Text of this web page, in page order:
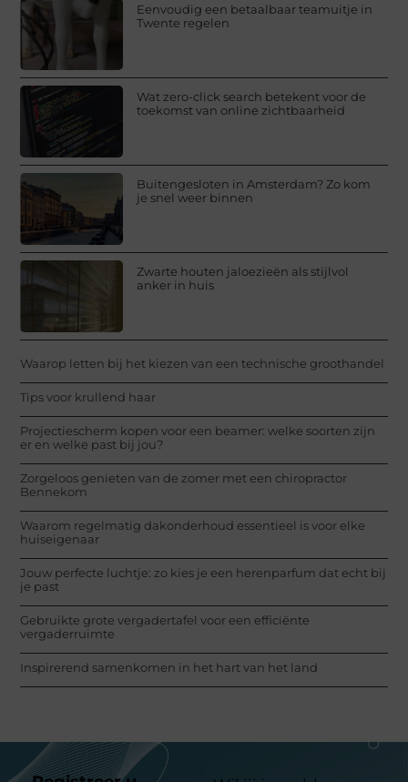
Eenvoudig een betaalbaar teamuitje in
Twente regelen
Wat zero-click search betekent voor de
toekomst van online zichtbaarheid
Buitengesloten in Amsterdam? Zo kom
je snel weer binnen
Zwarte houten jaloezieën als stijlvol
anker in huis
Waarop letten bij het kiezen van een technische groothandel
Tips voor krullend haar
Projectiescherm kopen voor een beamer: welke soorten zijn
er en welke past bij jou?
Zorgeloos genieten van de zomer met een chiropractor
Bennekom
Waarom regelmatig dakonderhoud essentieel is voor elke
huiseigenaar
Jouw perfecte luchtje: zo kies je een herenparfum dat echt bij
je past
Gebruikte grote vergadertafel voor een efficiënte
vergaderruimte
Inspirerend samenkomen in het hart van het land